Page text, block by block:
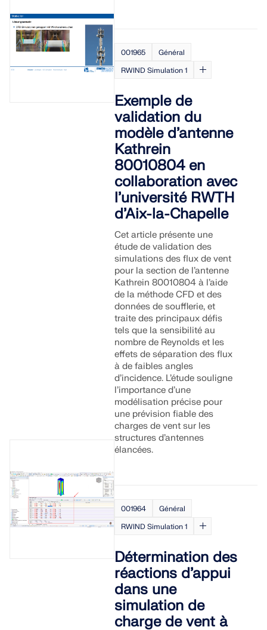
001965
Général
RWIND Simulation 1
Exemple de
validation du
modèle d’antenne
Kathrein
80010804 en
collaboration avec
l’université RWTH
d’Aix-la-Chapelle
Cet article présente une
étude de validation des
simulations des flux de vent
pour la section de l’antenne
Kathrein 80010804 à l’aide
de la méthode CFD et des
données de soufflerie, et
traite des principaux défis
tels que la sensibilité au
nombre de Reynolds et les
effets de séparation des flux
à de faibles angles
d’incidence. L’étude souligne
l’importance d’une
modélisation précise pour
une prévision fiable des
charges de vent sur les
structures d’antennes
élancées.
001964
Général
RWIND Simulation 1
Détermination des
réactions d’appui
dans une
simulation de
charge de vent à